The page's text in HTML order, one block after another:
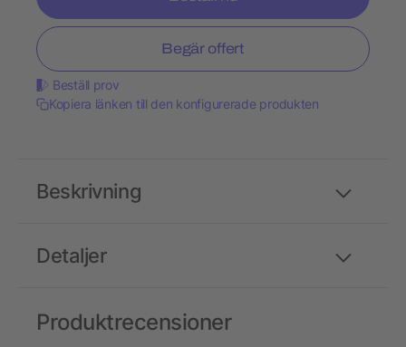
Begär offert
Beställ prov
Kopiera länken till den konfigurerade produkten
Detaljer
Beskrivning
Produktrecensioner